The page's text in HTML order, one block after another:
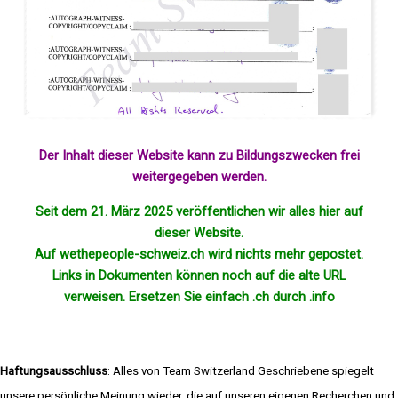
Der Inhalt dieser Website kann zu Bildungszwecken frei
weitergegeben werden.
Seit dem 21. März 2025 veröffentlichen wir alles hier auf
dieser Website.
Auf wethepeople-schweiz.ch wird nichts mehrgepostet.
Links in Dokumenten können noch auf die alte URL
verweisen. Ersetzen Sie einfach .ch durch .info
Haftungsausschluss: Alles von Team Switzerland Geschriebene spiegelt